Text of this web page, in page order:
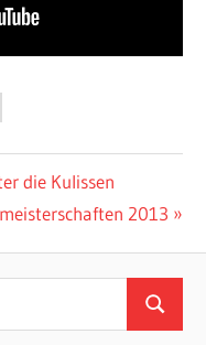
die Kulissen
2013
Suchen